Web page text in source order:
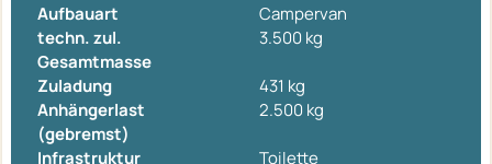
Aufbauart
Campervan
techn. zul.
Gesamtmasse
3.500 kg
Zuladung
431 kg
Anhängerlast
(gebremst)
2.500 kg
Infrastruktur
Toilette